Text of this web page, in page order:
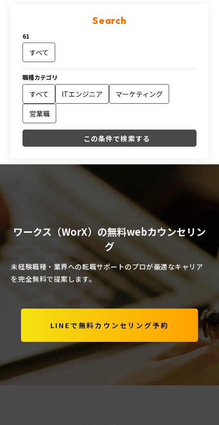
Search
61
すべて
職種カテゴリ
すべて ITエンジニア マーケティング
営業職
この条件で検索する
ワークス（WorX）の無料webカウンセリン
グ
未経験職種・業界への転職サポートのプロが最適なキャリア
を完全無料で提案します。
LINEで無料カウンセリング予約